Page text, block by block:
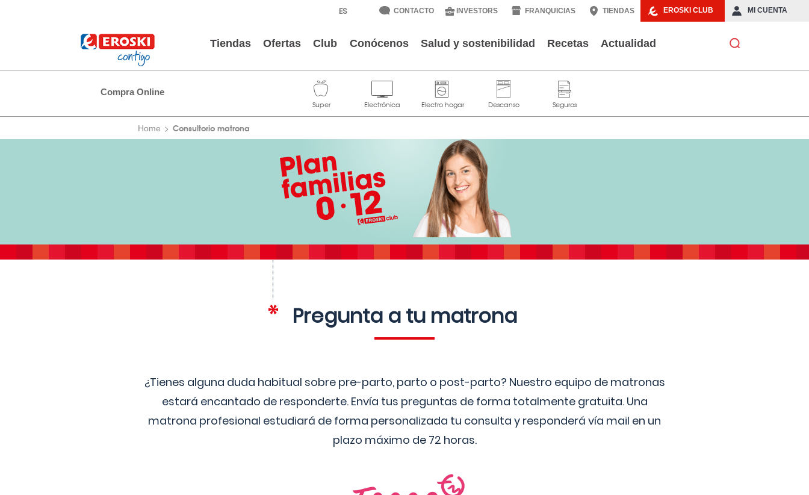
EROSKI CLUB MI CUENTA
CONTACTO INVESTORS FRANQUICIAS TIENDAS
Tiendas Ofertas Club Conócenos Salud y sostenibilidad Recetas Actualidad
Compra Online
Home Consultorio matrona
Pregunta a tu matrona
¿Tienes alguna duda habitual sobre pre-parto, parto o post-parto? Nuestro equipo de matronas
estará encantado de responderte. Envía tus preguntas de forma totalmente gratuita. Una
matrona profesional estudiará de forma personalizada tu consulta y responderá vía mail en un
plazo máximo de 72 horas.